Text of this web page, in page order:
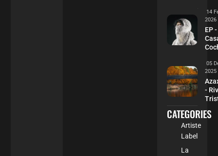
14
2026
EP -
05
2025
-
CATEGORIES
Artiste
Label
La